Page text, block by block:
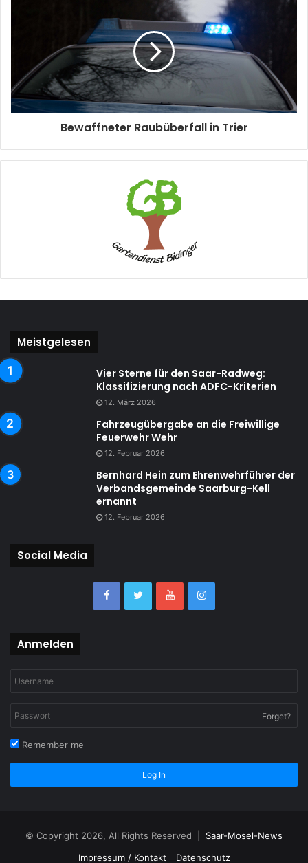
Bewaffneter Raubüberfall in Trier
Meistgelesen
Vier Sterne für den Saar-Radweg:
Klassifizierung nach ADFC-Kriterien
12. März 2026
Fahrzeugübergabe an die Freiwillige
Feuerwehr Wehr
12. Februar 2026
Bernhard Hein zum Ehrenwehrführer der
Verbandsgemeinde Saarburg-Kell
ernannt
12. Februar 2026
Social Media
Anmelden
Forget?
Remember me
Log In
© Copyright 2026, All Rights Reserved | Saar-Mosel-News
Impressum / Kontakt
Datenschutz